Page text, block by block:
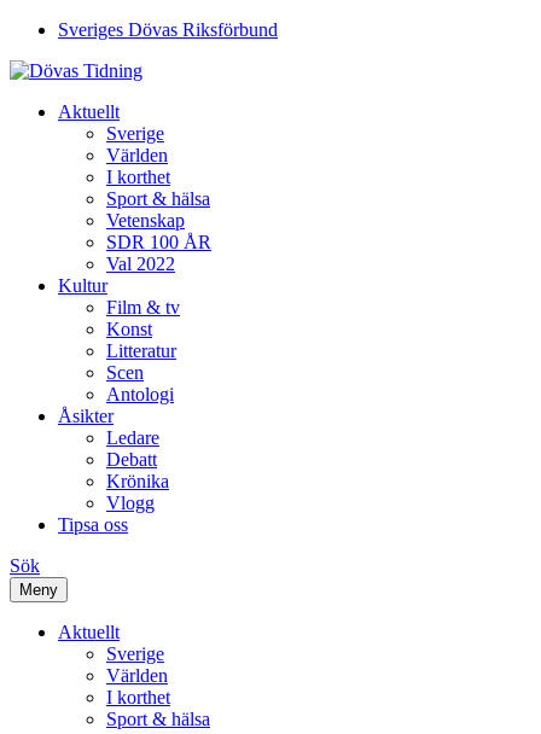
Sveriges Dövas Riksförbund
Aktuellt
Sverige
Världen
I korthet
Sport & hälsa
Vetenskap
SDR 100 ÅR
Val 2022
Kultur
Film & tv
Konst
Litteratur
Scen
Antologi
Åsikter
Ledare
Debatt
Krönika
Vlogg
Tipsa oss
Sök
Meny
Aktuellt
Sverige
Världen
I korthet
Sport & hälsa